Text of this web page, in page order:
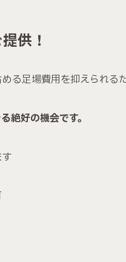
供！
る足場費用を抑えられる
絶好の機会です。